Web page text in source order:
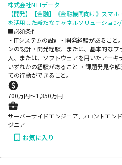
株式会社NTTデータ
【開発】【金融】《金融機関向け》スマ
を活用した新たなチャネルソリューショ
■必須条件
・ITシステムの設計・開発経験があるこ
ンの設計・開発経験、または、基本的な
入、または、ソフトウェアを用いたアー
いずれかの経験があること ・課題発見や
ての行動ができること。
700万円〜1,350万円
サーバーサイドエンジニア, フロントエン
ジニア
お気に入り